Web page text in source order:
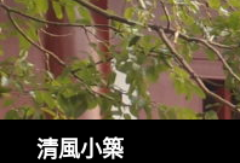
清風小築